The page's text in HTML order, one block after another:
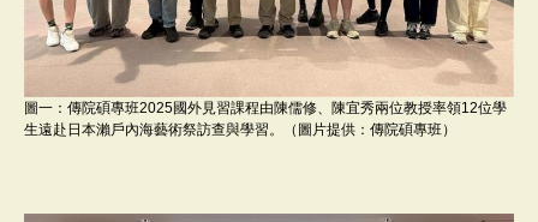
圖一：傳院碩專班2025國外見習課程由陳儒修、陳宜秀兩位教授率領12位學
生遠赴日本瀨戶內海藝術祭訪查與學習。（圖片提供：傳院碩專班）